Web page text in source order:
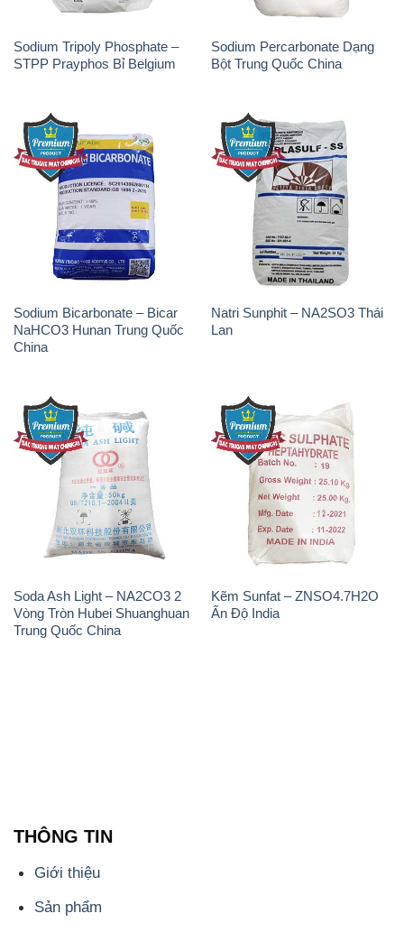
Sodium Tripoly Phosphate –
STPP Prayphos Bỉ Belgium
Sodium Percarbonate Dạng
Bột Trung Quốc China
Sodium Bicarbonate – Bicar
NaHCO3 Hunan Trung Quốc
China
Natri Sunphit – NA2SO3 Thái
Lan
Soda Ash Light – NA2CO3 2
Vòng Tròn Hubei Shuanghuan
Trung Quốc China
Kẽm Sunfat – ZNSO4.7H2O
Ấn Độ India
THÔNG TIN
Giới thiệu
Sản phẩm